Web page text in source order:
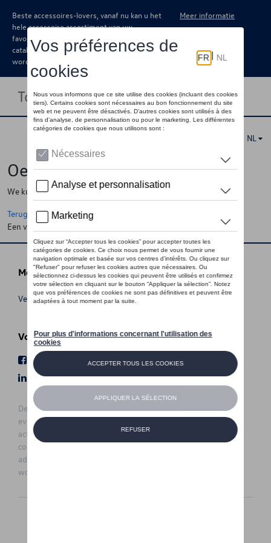
Beste accessoires-lovers, vanaf nu kan u het
hele accessoire assortiment van uw
favoriete merk terugvinden in de online
catalogus. Deze kunnen steeds besteld
worden via uw dealer.
Meer informatie
Toggle navigation
NL
Oeps !
We kunnen de pagina, de informatie die u zoekt niet vinden
Terug naar de startpagina
Een vraag ?
Meer info
Verkoopsvoorwaarden
Volg Ons
Facebook
Youtube
LinkedIn
Instagram
De prijzen op deze site zijn adviesprijzen (incl. btw), exclusief
eventuele installatiekosten. Voor meer informatie over de
actuele verkoopprijs en de eventuele installatiekosten kunt u
contact opnemen met uw concessiehouder / agent. De
adviesprijzen kunnen zonder voorafgaande kennisgeving
worden gewijzigd.